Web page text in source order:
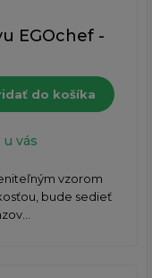
EGOchef -
do košíka
u vás
vzorom
bude sedieť